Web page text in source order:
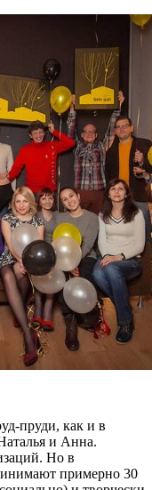
пруди, как и в
и Анна.
Но в
примерно 30